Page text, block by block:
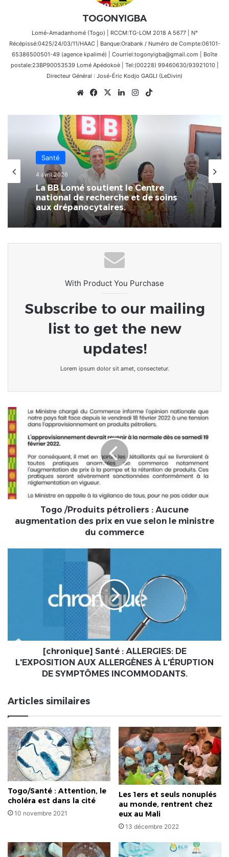
TOGONYIGBA
Lomé-Amadanhomé (Togo) | RCCM:TG-LOM 2018 A 5677 | N°
Récépissé:0425/24/03/11/HAAC | Banque:Orabank / Numéro de Compte:06101-
65386500501-49 (agence kpalimé) | Courriel:togonyigba@gmail.com | Boîte
postale:23BP90053539 Lomé Apédokoè | Tel:(00228) 99460630/93921010 |
Directeur Général : José-Éric Kodjo GAGLI (LeDivin)
WebsiteFacebook
X LinkedinInstagram
Santé
4 avril 2026
La BB Lomé soutient le Centre
national de recherche et de soins
aux drépanocytaires.
With Product You Purchase
Subscribe to our mailing
list to get the new
updates!
Lorem ipsum dolor sit amet, consectetur.
Togo
/Produits
pétroliers
:
Aucune
augmentation
des
prix
en
selon
Togo /Produits pétroliers : Aucune
augmentation des prix en vue selon le ministre
du commerce
À
SYMPTÔMES
[chronique] Santé : ALLERGIES: DE
L'EXPOSITION AUX ALLERGÈNES À L'ÉRUPTION
DE SYMPTÔMES INCOMMODANTS.
Articles similaires
Togo/Santé : Attention, le
choléra est dans la cité
10 novembre 2021
Les 1ers et seuls nonuplés
au monde, rentrent chez
eux au Mali
13 décembre 2022